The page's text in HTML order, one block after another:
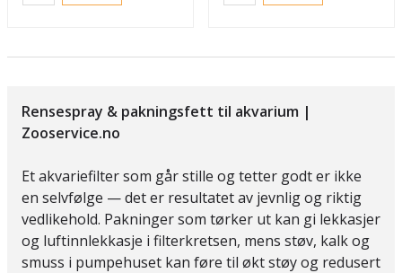
Rensespray & pakningsfett til akvarium |
Zooservice.no
Et akvariefilter som går stille og tetter godt er ikke
en selvfølge — det er resultatet av jevnlig og riktig
vedlikehold. Pakninger som tørker ut kan gi lekkasjer
og luftinnlekkasje i filterkretsen, mens støv, kalk og
smuss i pumpehuset kan føre til økt støy og redusert